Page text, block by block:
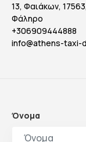
13, Φαιάκων,
Φάληρο
+306909444888
info@athens-taxi-
Όνομα